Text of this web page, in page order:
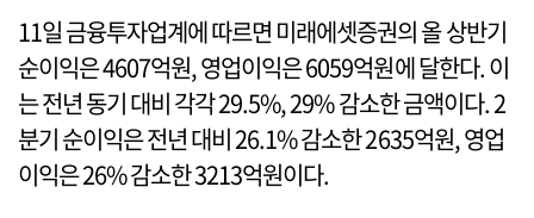
11일 금융투자업계에 따르면 미래에셋증권의 올 상반기
순이익은 4607억원, 영업이익은 6059억원에 달한다. 이
는 전년 동기 대비 각각 29.5%, 29% 감소한 금액이다. 2
분기 순이익은 전년 대비 26.1% 감소한 2635억원, 영업
이익은 26% 감소한 3213억원이다.